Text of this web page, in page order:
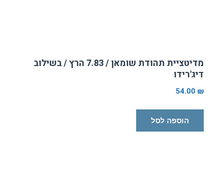
מדיטציית תהודת שומאן / 7.83 הרץ / בשילוב
דיג'רידו
54.00 ₪
הוספה לסל